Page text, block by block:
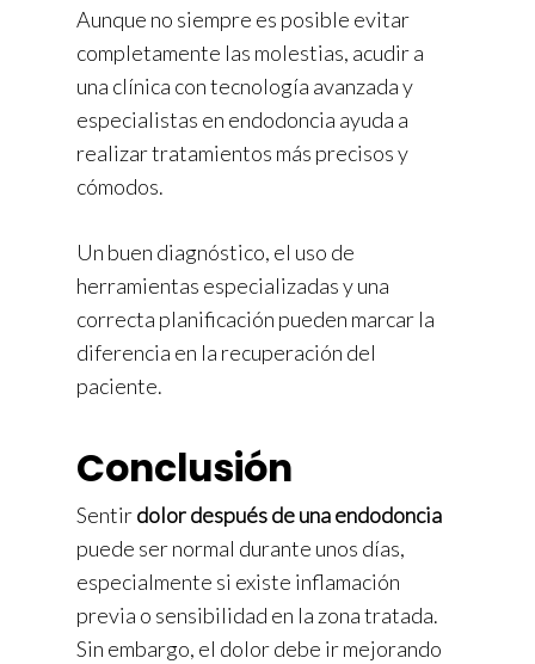
Aunque no siempre es posible evitar
completamente las molestias, acudir a
una clínica con tecnología avanzada y
especialistas en endodoncia ayuda a
realizar tratamientos más precisos y
cómodos.
Un buen diagnóstico, el uso de
herramientas especializadas y una
correcta planificación pueden marcar la
diferencia en la recuperación del
paciente.
Conclusión
Sentirdolor después de una endodoncia
puede ser normal durante unos días,
especialmente si existe inflamación
previa o sensibilidad en la zona tratada.
Sin embargo, el dolor debe ir mejorando